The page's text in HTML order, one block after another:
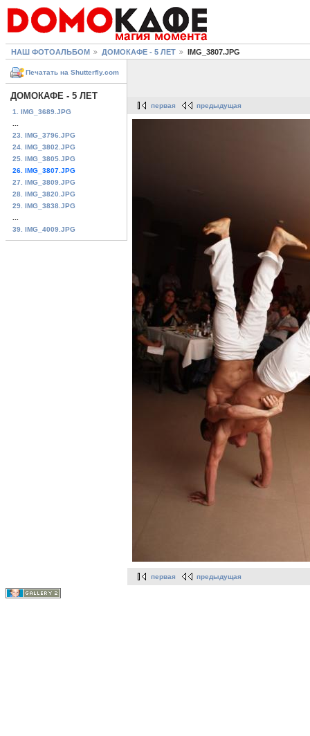
НАШ ФОТОАЛЬБОМ ДОМОКАФЕ - 5 ЛЕТ IMG_3807.JPG
Печатать на Shutterfly.com
ДОМОКАФЕ - 5 ЛЕТ
1. IMG_3689.JPG
23. IMG_3796.JPG
24. IMG_3802.JPG
25. IMG_3805.JPG
26. IMG_3807.JPG
27. IMG_3809.JPG
28. IMG_3820.JPG
29. IMG_3838.JPG
39. IMG_4009.JPG
первая предыдущая
первая предыдущая